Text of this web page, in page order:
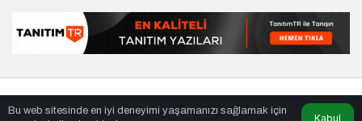
Bu web sitesinde en iyi deneyimi yaşamanızı sağlamak için
Kabul
en iyiler
listesi ,bihaber, sağlıklı